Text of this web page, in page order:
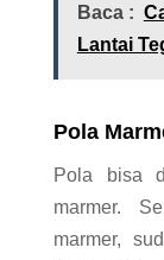
Baca :
Lantai
Pola
Pola bisa
marmer.
marmer,